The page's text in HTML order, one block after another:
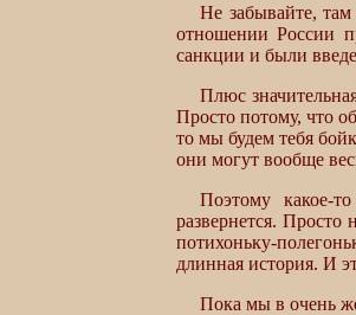
Не забывайте,
отношении России
санкции и были
Плюс
Просто потому, что
то мы будем тебя
они могут вообще
Поэтому какое-
развернется. Просто
потихоньку-
длинная история. И
Пока мы в очень